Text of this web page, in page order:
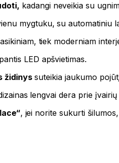
kadangi neveikia su
mygtuku, su automatiniu
tiek moderniam
LED apšvietimas.
židinyssuteikia jaukumo
lengvai dera prie
, jei norite sukurti